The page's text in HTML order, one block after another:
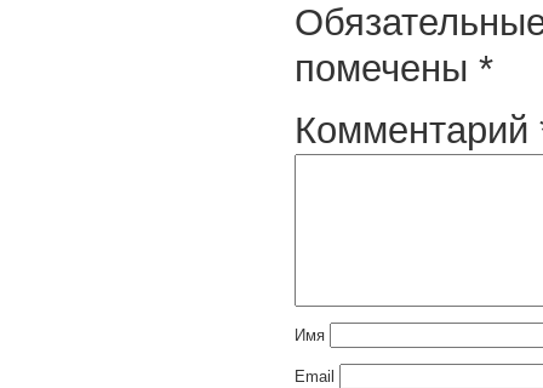
помечены *
Комментарий
Имя
Email